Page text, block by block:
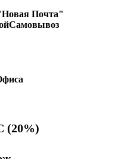
Почта"
Самовывоз
(20%)